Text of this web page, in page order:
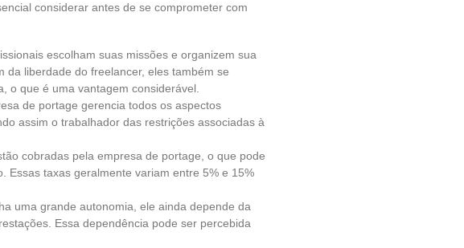
considerar antes de se comprometer com
escolham suas missões e organizem sua
liberdade do freelancer, eles também se
o que é uma vantagem considerável.
de portage gerencia todos os aspectos
assim o trabalhador das restrições associadas à
cobradas pela empresa de portage, o que pode
Essas taxas geralmente variam entre 5% e 15%
uma grande autonomia, ele ainda depende da
Essa dependência pode ser percebida